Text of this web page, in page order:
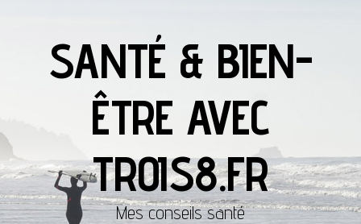
SANTÉ & BIEN-
ÊTRE AVEC
TROIS8.FR
Mes conseils santé